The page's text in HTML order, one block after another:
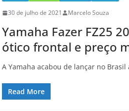
30 de julho de 2021 Marcelo Souza
Yamaha Fazer FZ25
ótico frontal e preço
A Yamaha acabou de lançar no Brasil
Read More